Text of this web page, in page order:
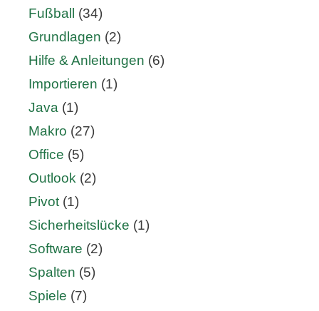
Fußball
(34)
Grundlagen (2)
Hilfe & Anleitungen (6)
Importieren (1)
Java (1)
Makro (27)
Office (5)
Outlook (2)
Pivot (1)
Sicherheitslücke (1)
Software (2)
Spalten (5)
Spiele (7)